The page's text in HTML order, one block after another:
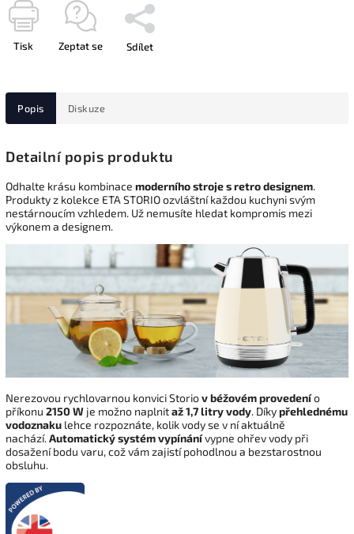
Tisk Zeptat se Sdílet
Popis Diskuze
Detailní popis produktu
Odhalte krásu kombinace moderního stroje s retro designem.
Produkty z kolekce ETA STORIO ozvláštní každou kuchyni svým
nestárnoucím vzhledem. Už nemusíte hledat kompromis mezi
výkonem a designem.
Nerezovou rychlovarnou konvici Storiov béžovém provedenío
příkonu 2150 W je možno naplnitaž 1,7 litry vody. Díkypřehlednému
vodoznaku lehce rozpoznáte, kolik vody se v ní aktuálně
nachází.Automatický systém vypínánívypne ohřev vody při
dosažení bodu varu, což vám zajistí pohodlnou a bezstarostnou
obsluhu.